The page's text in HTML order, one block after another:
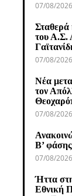
07/08/
Σταθερά
του Α.Σ.
07/08/
Νέα
τον
07/08/
Β’
07/08/
Ήττα
Εθνική